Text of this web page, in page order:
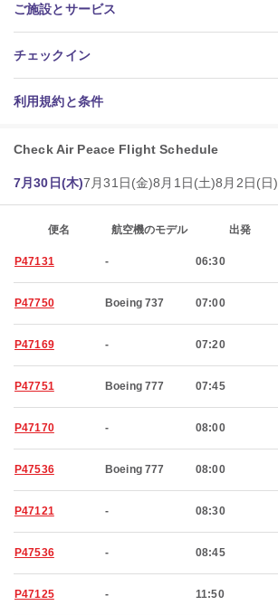
ご施設とサービス
チェックイン
利用規約と条件
Check Air Peace Flight Schedule
7月30日(木)7月31日(金)8月1日(土)8月2日(日)
便名 航空機のモデル 出発
P47131 - 06:30
P47750 Boeing 737 07:00
P47169 - 07:20
P47751 Boeing 777 07:45
P47170 - 08:00
P47536 Boeing 777 08:00
P47121 - 08:30
P47536 - 08:45
P47125 - 11:50